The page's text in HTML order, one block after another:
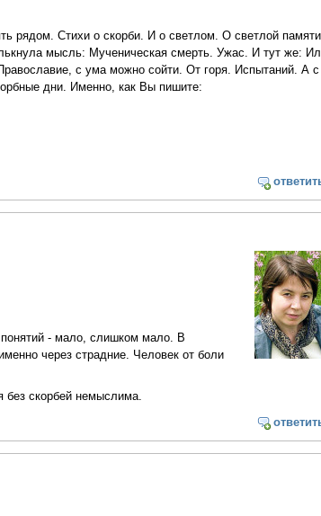
рядом. Стихи о скорби. И о светлом. О светлой
мысль: Мученическая смерть. Ужас. И тут же:
с ума можно сойти. От горя. Испытаний. А с
дни. Именно, как Вы пишите:
- мало, слишком мало. В
через страдние. Человек от боли
без скорбей немыслима.